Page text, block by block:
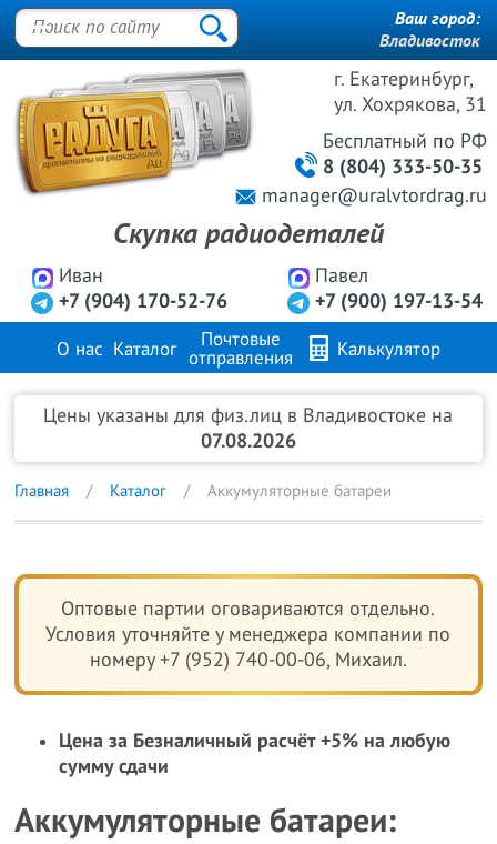
г. Екатеринбург,
ул. Хохрякова, 31
Иван
+7 (904) 170-52-76
Павел
+7 (900) 197-13-54
Бесплатный по РФ
8 (804) 333-50-35
manager@uralvtordrag.ru
Скупка радиодеталей
Ваш город:
Владивосток
О нас Каталог
Почтовые
отправления
Калькулятор
Продажа металлов FAQ Контакты
Цены указаны для физ.лиц в Владивостоке на
07.08.2026
Главная Каталог Аккумуляторные батареи
Оптовые партии оговариваются отдельно.
Условия уточняйте у менеджера компании по
номеру +7 (952) 740-00-06, Михаил.
Цена за Безналичный расчёт +5% на любую
сумму сдачи
Аккумуляторные батареи: